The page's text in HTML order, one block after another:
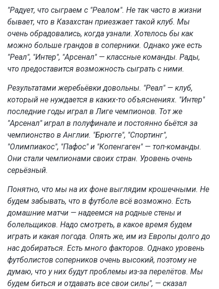
"Радует, что сыграем с "Реалом". Не так часто в жизни
бывает, что в Казахстан приезжает такой клуб. Мы
очень обрадовались, когда узнали. Хотелось бы как
можно больше грандов в соперники. Однако уже есть
"Реал", "Интер", "Арсенал" — классные команды. Рады,
что предоставится возможность сыграть с ними.
Результатами жеребьёвки довольны. "Реал" — клуб,
который не нуждается в каких-то объяснениях. "Интер"
последние годы играл в Лиге чемпионов. Тот же
"Арсенал" играл в полуфинале и постоянно бьётся за
чемпионство в Англии. "Брюгге", "Спортинг",
"Олимпиакос", "Пафос" и "Копенгаген" — топ-команды.
Они стали чемпионами своих стран. Уровень очень
серьёзный.
Понятно, что мы на их фоне выглядим крошечными. Не
будем забывать, что в футболе всё возможно. Есть
домашние матчи — надеемся на родные стены и
болельщиков. Надо смотреть, в какое время будем
играть и какая погода. Опять же, им из Европы долго до
нас добираться. Есть много факторов. Однако уровень
футболистов соперников очень высокий, поэтому не
думаю, что у них будут проблемы из-за перелётов. Мы
будем биться и отдавать все свои силы", — сказал